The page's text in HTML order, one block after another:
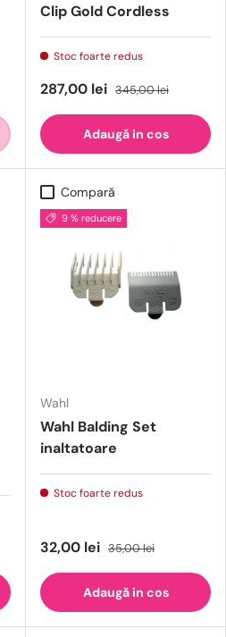
Clip Gold Cordless
Stoc foarte redus
287,00 lei 345,00 lei
Adaugă in cos
Compară
9 % reducere
Wahl
Wahl Balding Set
inaltatoare
Stoc foarte redus
32,00 lei 35,00 lei
Adaugă in cos